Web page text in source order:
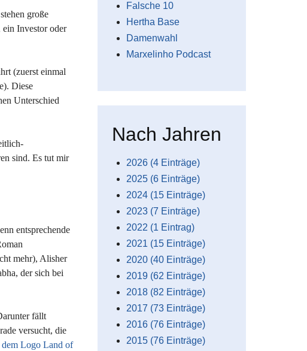
große
ein Investor oder
(zuerst einmal
Diese
Unterschied
sind. Es tut mir
entsprechende
mehr), Alisher
der sich bei
fällt
versucht, die
Logo Land of
Falsche 10
Hertha Base
Damenwahl
Marxelinho Podcast
Nach Jahren
2026 (4 Einträge)
2025 (6 Einträge)
2024 (15 Einträge)
2023 (7 Einträge)
2022 (1 Eintrag)
2021 (15 Einträge)
2020 (40 Einträge)
2019 (62 Einträge)
2018 (82 Einträge)
2017 (73 Einträge)
2016 (76 Einträge)
2015 (76 Einträge)